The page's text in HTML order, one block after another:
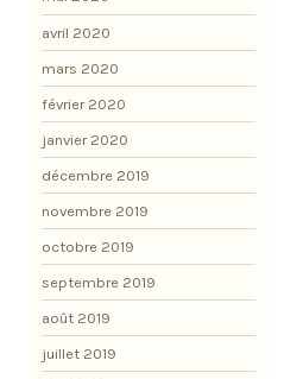
avril 2020
mars 2020
février 2020
janvier 2020
décembre 2019
novembre 2019
octobre 2019
septembre 2019
août 2019
juillet 2019